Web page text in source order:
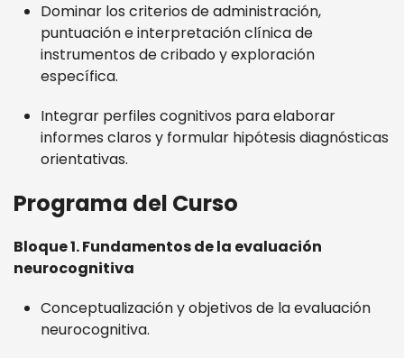
Dominar los criterios de administración,
puntuación e interpretación clínica de
instrumentos de cribado y exploración
específica.
Integrar perfiles cognitivos para elaborar
informes claros y formular hipótesis diagnósticas
orientativas.
Programa del Curso
Bloque 1. Fundamentos de la evaluación
neurocognitiva
Conceptualización y objetivos de la evaluación
neurocognitiva.